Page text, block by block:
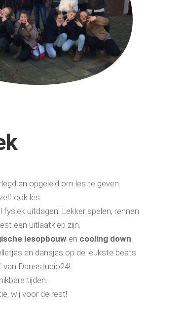
en opgeleid om les te geven.
ook les.
uitdagen! Lekker spelen, rennen
een uitlaatklep zijn.
lesopbouw en cooling down.
en dansjes op de leukste beats
van Dansstudio24!
tijden.
wij voor de rest!